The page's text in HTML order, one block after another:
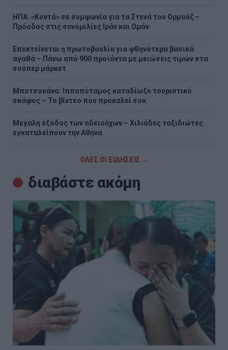
ΗΠΑ: «Κοντά» σε συμφωνία για τα Στενά του Ορμούζ –
Πρόοδος στις συνομιλίες Ιράν και Ομάν
Επεκτείνεται η πρωτοβουλία για φθηνότερα βασικά
αγαθά – Πάνω από 900 προϊόντα με μειώσεις τιμών στα
σούπερ μάρκετ
Μποτσουάνα: Ιπποπόταμος καταδίωξε τουριστικό
σκάφος – Το βίντεο που προκαλεί σοκ
Μεγάλη έξοδος των αδειούχων – Χιλιάδες ταξιδιώτες
εγκαταλείπουν την Αθήνα
ΟΛΕΣ ΟΙ ΕΙΔΗΣΕΙΣ →
διαβάστε ακόμη